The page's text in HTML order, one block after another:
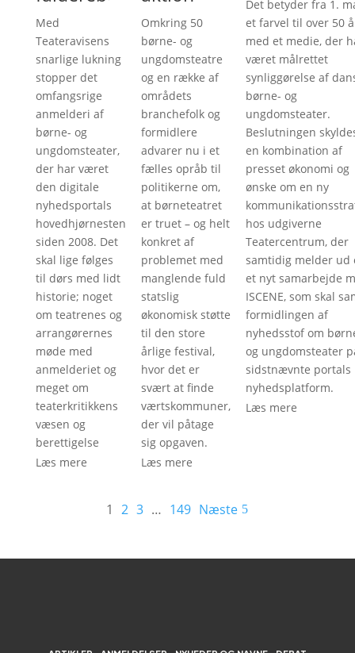
Med
Teateravisens
snarlige lukning
stopper det
omfangsrige
anmelderi af
børne- og
ungdomsteater,
der har været
den digitale
nyhedsportals
hovedhjørnesten
siden 2008. Det
skal lige følges
til dørs med lidt
historie; noget
om teatrenes og
arrangørernes
møde med
anmelderiet og
meget om
teaterkritikkens
væsen og
berettigelse
Læs mere
Omkring 50
børne- og
ungdomsteatre
og en række af
områdets
branchefolk og
formidlere
advarer nu i et
fælles opråb til
politikerne om,
at børneteatret
er truet – og helt
konkret af
problemet med
manglende fuld
statslig
økonomisk støtte
til den store
årlige festival,
hvor det er
svært at finde
værtskommuner,
der vil påtage
sig opgaven.
Læs mere
Det betyder fra 1.
et farvel til over 50
med et medie, der
været målrettet
synliggørelse af
børne- og
ungdomsteater.
Beslutningen
en kombination af
presset økonomi og
ønske om en ny
hos udgiverne
Teatercentrum, der
samtidig melder ud
et nyt samarbejde
ISCENE, som skal
formidlingen af
nyhedsstof om
og ungdomsteater
sidstnævnte portals
nyhedsplatform.
Læs mere
1 2 3 … 149 Næste